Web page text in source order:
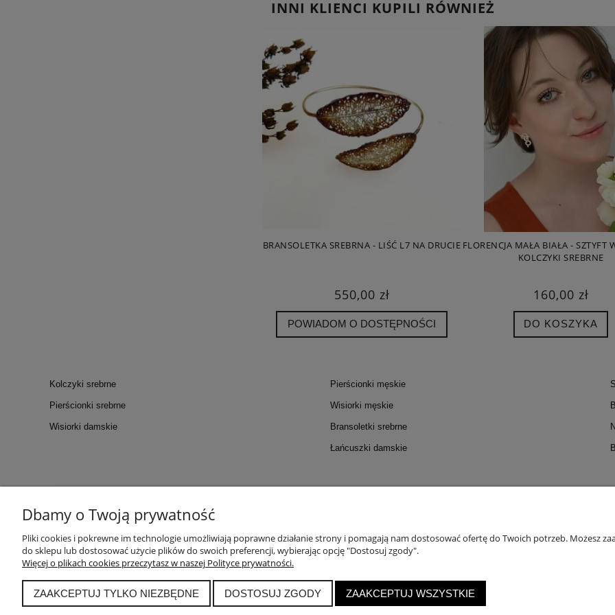
INNI KLIENCI KUPILI RÓWNIEŻ
BRANSOLETKA SREBRNA - LIŚĆ L7 NA DRUCIE
550,00 zł
POWIADOM O DOSTĘPNOŚCI
FLORENCJA MAŁA BIAŁA - SZTYFT
KOLCZYKI SREBRNE
160,00 zł
DO KOSZYKA
Kolczyki srebrne
Pierścionki srebrne
Wisiorki damskie
Pierścionki męskie
Wisiorki męskie
Bransoletki srebrne
Łańcuszki damskie
KONTAKT
Kontakt
WARSZTATY
Blog
Tabela rozmiarów
Polskie Cechy Probiercze
Archiwum produktów
Twoje zamówienia
Dbamy o Twoją prywatność
Pliki cookies i pokrewne im technologie umożliwiają poprawne działanie strony i pomagają nam dostosować ofertę do Twoich potrzeb. Możesz
do sklepu lub dostosować użycie plików do swoich preferencji, wybierając opcję "Dostosuj zgody".
Więcej o plikach cookies przeczytasz w naszej Polityce prywatności.
ZAAKCEPTUJ TYLKO NIEZBĘDNE DOSTOSUJ ZGODY ZAAKCEPTUJ WSZYSTKIE